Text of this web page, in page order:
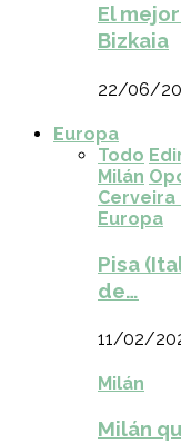
El
Bizkaia
22/06/
Europa
Todo
Milán
Cerveira
Europa
Pisa
de…
11/02/
Milán
Milán